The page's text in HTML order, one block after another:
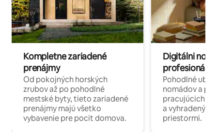
Kompletne zariadené
prenájmy
Od pokojných horských
zrubov až po pohodlné
mestské byty, tieto zariadené
prenájmy majú všetko
vybavenie pre pocit domova.
Digitálni
profesionáli
Pohodlné
nomádov a
pracujúcich
a
priestormi.